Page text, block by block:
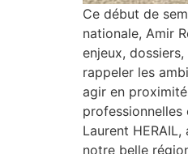
Ce début de
nationale, Amir
enjeux,
rappeler les
agir en
professionnelles
Laurent
notre belle